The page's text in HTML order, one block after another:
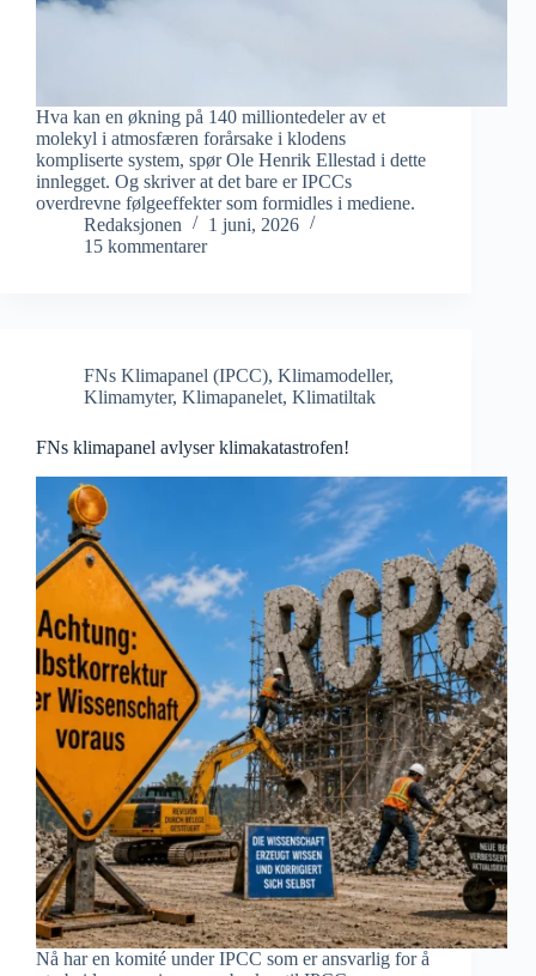
Hva kan en økning på 140 milliontedeler av et
molekyl i atmosfæren forårsake i klodens
kompliserte system, spør Ole Henrik Ellestad i dette
innlegget. Og skriver at det bare er IPCCs
overdrevne følgeeffekter som formidles i mediene.
Redaksjonen
1 juni, 2026
15 kommentarer
FNs Klimapanel (IPCC), Klimamodeller,
Klimamyter, Klimapanelet, Klimatiltak
FNs klimapanel avlyser klimakatastrofen!
Nå har en komité under IPCC som er ansvarlig for å